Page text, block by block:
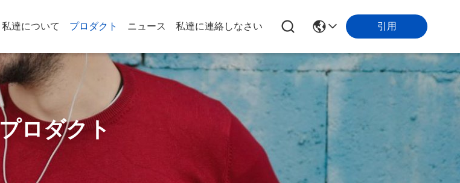
私達について プロダクト ニュース 私達に連絡しなさい 引用
プロダクト